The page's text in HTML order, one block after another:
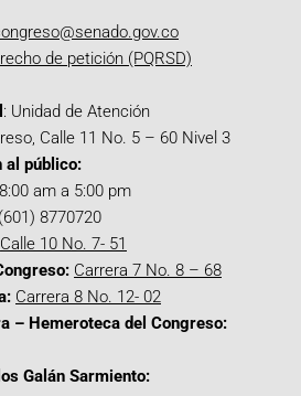
de petición (PQRSD)
: Unidad de Atención
Calle 11 No. 5 – 60 Nivel 3
al público:
am a 5:00 pm
8770720
Calle 10 No. 7- 51
Carrera 7 No. 8 – 68
Carrera 8 No. 12- 02
– Hemeroteca del Congreso:
Galán Sarmiento: